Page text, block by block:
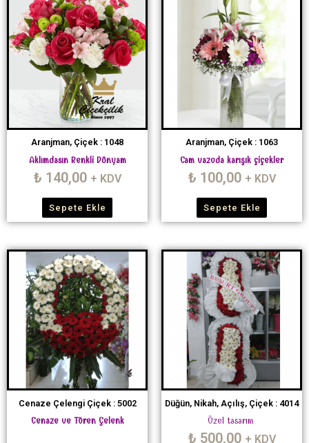
Aranjman, Çiçek : 1048
Aklımdasın Renkli Dünyam
₺ 140,00 + KDV
Sepete Ekle
Aranjman, Çiçek : 1063
Cam vazoda karışık çiçekler
₺ 100,00 + KDV
Sepete Ekle
Cenaze Çelengi Çiçek : 5002
Cenaze ve Tören Çelenk
Düğün, Nikah, Açılış, Çiçek : 4014
Özel tasarım
₺ 500,00 + KDV